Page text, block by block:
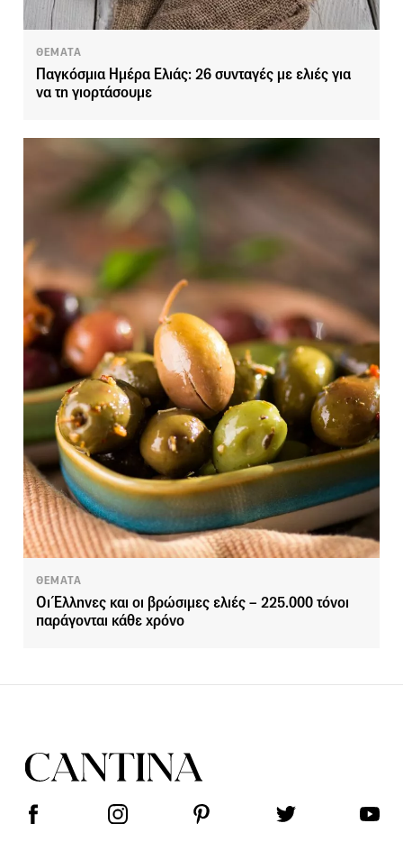
ΘΕΜΑΤΑ
Παγκόσμια Ημέρα Ελιάς: 26 συνταγές με ελιές για
να τη γιορτάσουμε
ΘΕΜΑΤΑ
Οι Έλληνες και οι βρώσιμες ελιές – 225.000 τόνοι
παράγονται κάθε χρόνο